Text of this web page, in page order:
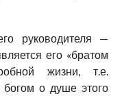
руководителя —
его «братом
жизни, т.е.
о душе этого